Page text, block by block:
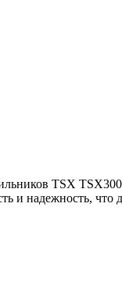
TSX
и надежность,